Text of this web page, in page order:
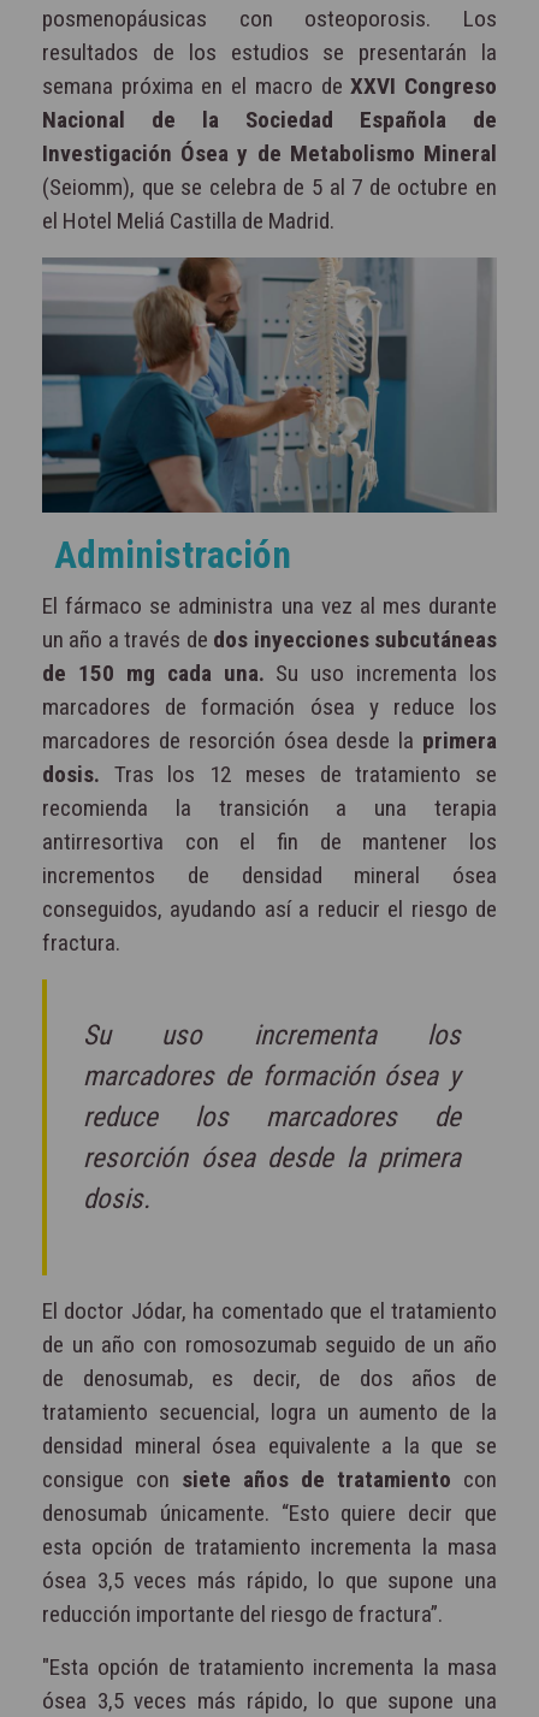
posmenopáusicas con osteoporosis. Los
resultados de los estudios se presentarán la
semana próxima en el macro deXXVI Congreso
Nacional de la Sociedad Española de
Investigación Ósea y de Metabolismo Mineral
(Seiomm), que se celebra de 5 al 7 de octubre en
el Hotel Meliá Castilla de Madrid.
Administración
El fármaco se administra una vez al mes durante
un año a través de dos inyecciones subcutáneas
de 150 mg cada una. Su uso incrementa los
marcadores de formación ósea y reduce los
marcadores de resorción ósea desde la primera
dosis. Tras los 12 meses de tratamiento se
recomienda la transición a una terapia
antirresortiva con el fin de mantener los
incrementos de densidad mineral ósea
conseguidos, ayudando así a reducir el riesgo de
fractura.
Su uso incrementa los
marcadores de formación ósea y
reduce los marcadores de
resorción ósea desde la primera
dosis.
El doctor Jódar, ha comentado que el tratamiento
de un año con romosozumab seguido de un año
de denosumab, es decir, de dos años de
tratamiento secuencial, logra un aumento de la
densidad mineral ósea equivalente a la que se
consigue con siete años de tratamiento con
denosumab únicamente. “Esto quiere decir que
esta opción de tratamiento incrementa la masa
ósea 3,5 veces más rápido, lo que supone una
reducción importante del riesgo de fractura”.
"Esta opción de tratamiento incrementa la masa
ósea 3,5 veces más rápido, lo que supone una